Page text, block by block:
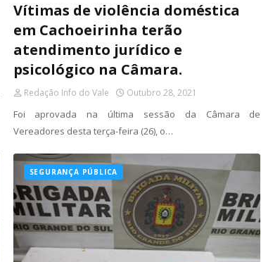
Vítimas de violência doméstica
em Cachoeirinha terão
atendimento jurídico e
psicológico na Câmara.
Redação Info do Vale Outubro 28, 2021
Foi aprovada na última sessão da Câmara de
Vereadores desta terça-feira (26), o…
SEGURANÇA PÚBLICA